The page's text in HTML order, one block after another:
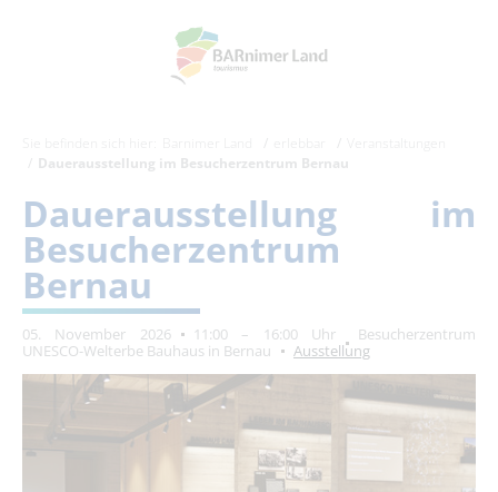
Dauerausstellung im Besucherzentrum Bernau
Dauerausstellung im
Besucherzentrum
Bernau
05. November 2026 11:00 – 16:00 Uhr
Besucherzentrum
UNESCO-Welterbe Bauhaus in Bernau
Ausstellung